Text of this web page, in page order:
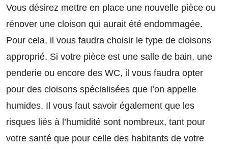
Vous désirez mettre en place une nouvelle pièce ou
rénover une cloison qui aurait été endommagée.
Pour cela, il vous faudra choisir le type de cloisons
approprié. Si votre pièce est une salle de bain, une
penderie ou encore des WC, il vous faudra opter
pour des cloisons spécialisées que l’on appelle
humides. Il vous faut savoir également que les
risques liés à l’humidité sont nombreux, tant pour
votre santé que pour celle des habitants de votre